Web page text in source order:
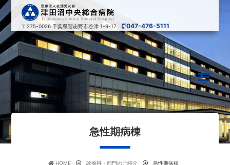
〒275-0026千葉県習志野市谷津 1-9-17 047-476-5111
急性期病棟
HOME 診療科・部門のご紹介 急性期病棟